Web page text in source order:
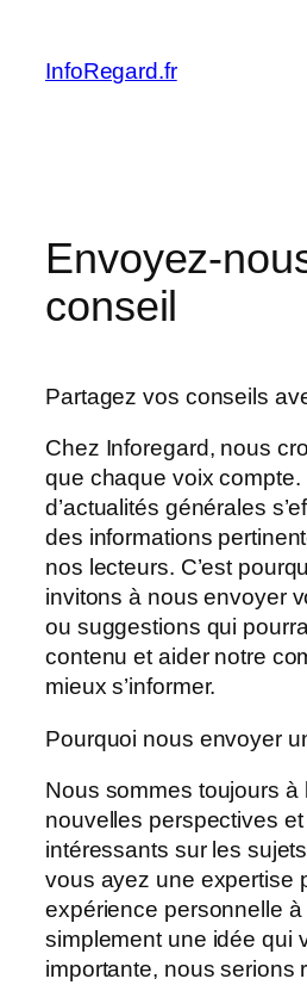
content
InfoRegard.fr
Envoyez-
conseil
Partagez vos conseils
Chez Inforegard, nous
que chaque voix compte.
d’actualités générales
des informations
nos lecteurs. C’est
invitons à nous envoyer
ou suggestions qui
contenu et aider notre
mieux s’informer.
Pourquoi nous envoyer
Nous sommes toujours à
nouvelles perspectives et
intéressants sur les
vous ayez une expertise
expérience personnelle à
simplement une idée qui
importante, nous serions